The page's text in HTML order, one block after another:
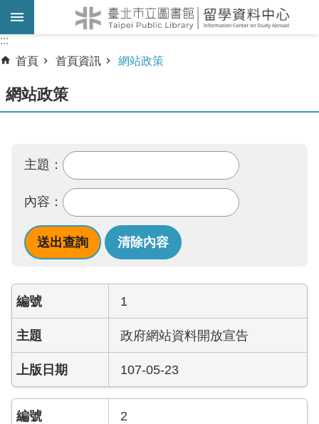
跳到主要內容區塊
:::
:::
首頁
首頁資訊 網站政策
網站政策
主題：
內容：
1
政府網站資料開放宣告
107-05-23
2